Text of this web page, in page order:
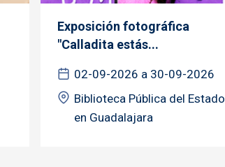
Exposición fotográfica
"Calladita estás...
02-09-2026 a 30-09-2026
Biblioteca Pública del Estado
en Guadalajara